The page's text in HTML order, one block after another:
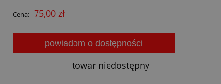
Cena: 75,00 zł
powiadom o dostępności
towar niedostępny